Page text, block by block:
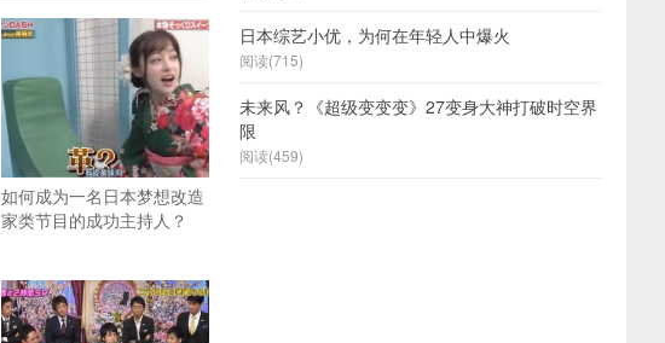
如何成为一名日本梦想改造
家类节目的成功主持人？
日本综艺小优，为何在年轻人中爆火
阅读(715)
未来风？《超级变变变》27变身大神打破时空界
限
阅读(459)